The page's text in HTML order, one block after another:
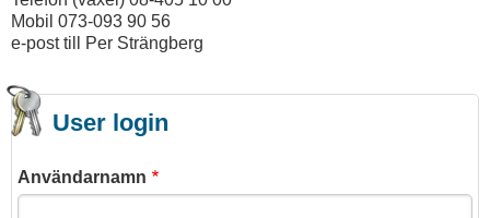
Mobil 073-093 90 56
e-post till Per Strängberg
User login
Användarnamn